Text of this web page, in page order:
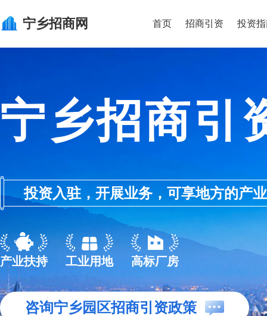
宁乡招商网 首页 招商引资 投资
宁乡招商引
投资入驻，开展业务，可享地方的产
产业扶持 工业用地 高标厂房
咨询宁乡园区招商引资政策